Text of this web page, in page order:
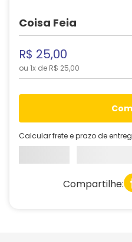
Coisa Feia
R$ 25,00
ou 1x de R$ 25,00
Calcular frete e prazo de
Compartilhe: